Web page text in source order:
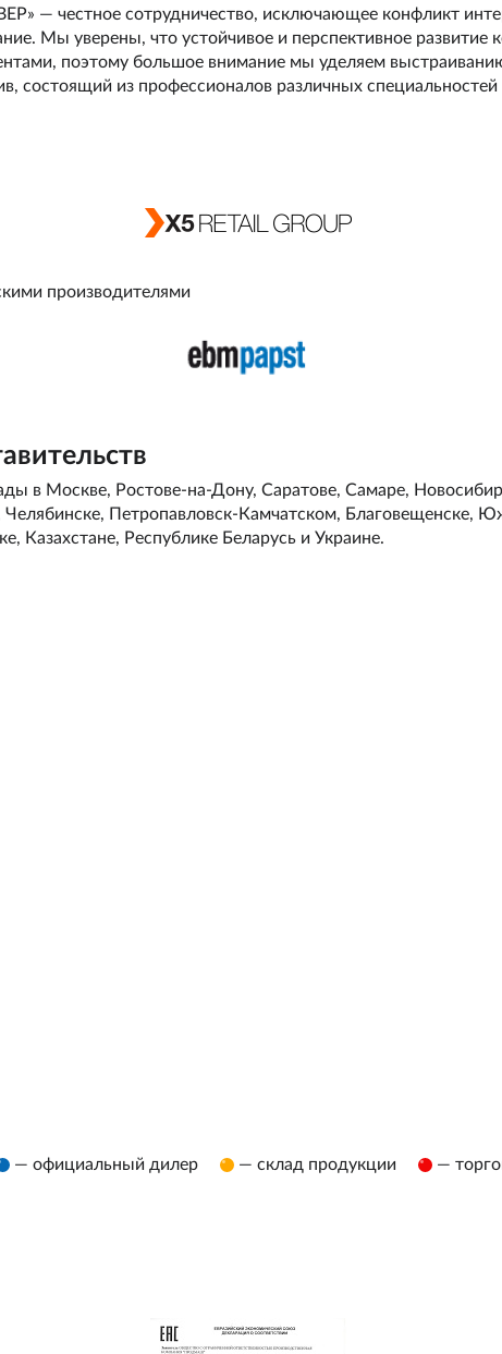
— честное сотрудничество, исключающее конфликт
Мы уверены, что устойчивое и перспективное развитие
поэтому большое внимание мы уделяем
состоящий из профессионалов различных
производителями
в Москве, Ростове-на-Дону, Саратове, Самаре,
Челябинске, Петропавловск-Камчатском, Благовещенске,
Казахстане, Республике Беларусь и Украине.
— официальный дилер — склад продукции —